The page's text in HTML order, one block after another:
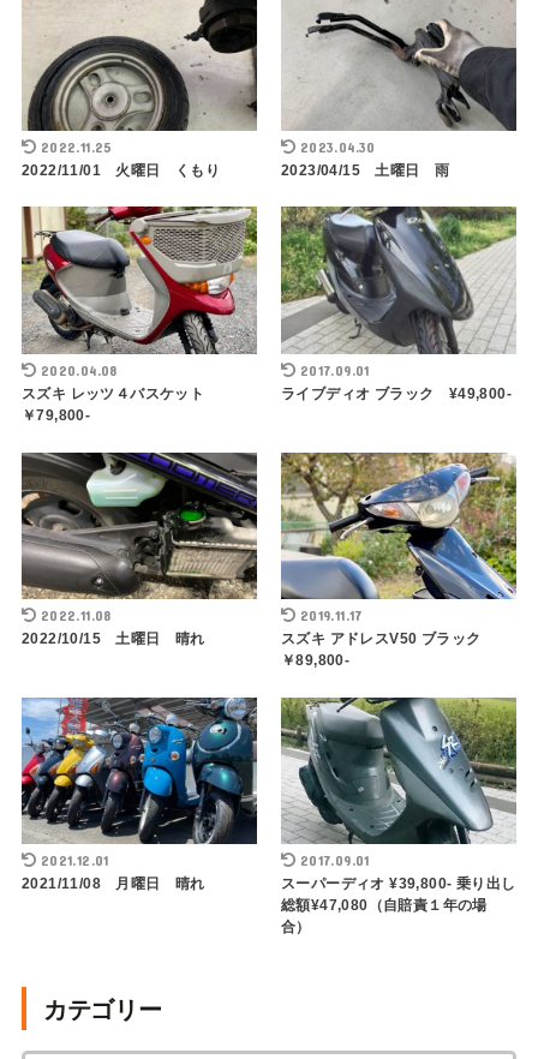
2022.11.25
2022/11/01 火曜日 くもり
2023.04.30
2023/04/15 土曜日 雨
2020.04.08
スズキ レッツ４バスケット
￥79,800-
2017.09.01
ライブディオ ブラック ¥49,800-
2022.11.08
2022/10/15 土曜日 晴れ
2019.11.17
スズキ アドレスV50 ブラック
￥89,800-
2021.12.01
2021/11/08 月曜日 晴れ
2017.09.01
スーパーディオ ¥39,800- 乗り出し
総額¥47,080（自賠責１年の場
合）
カテゴリー